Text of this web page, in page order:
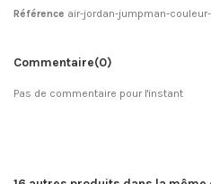
Référence air-jordan-jumpman-couleur-
Commentaire(0)
Pas de commentaire pour l'instant